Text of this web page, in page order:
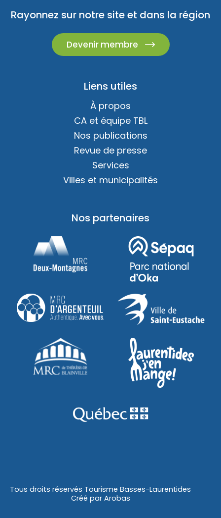
Rayonnez sur notre site et dans la région
Devenir membre
Liens utiles
À propos
CA et équipe TBL
Nos publications
Revue de presse
Services
Villes et municipalités
Nos partenaires
Tous droits réservés Tourisme Basses-Laurentides
Créé par Arobas